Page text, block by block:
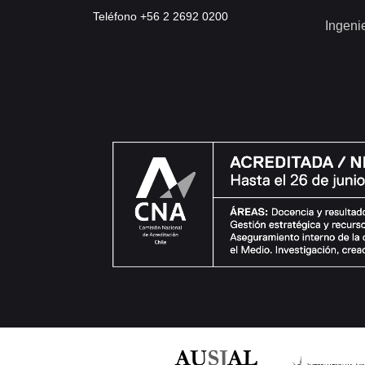
Teléfono +56 2 2692 0200